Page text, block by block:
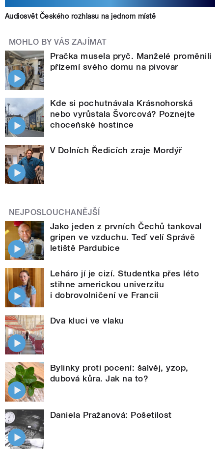
Audiosvět Českého rozhlasu na jednom místě
MOHLO BY VÁS ZAJÍMAT
Pračka musela pryč. Manželé proměnili
přízemí svého domu na pivovar
Kde si pochutnávala Krásnohorská
nebo vyrůstala Švorcová? Poznejte
choceňské hostince
V Dolních Ředicích zraje Mordýř
NEJPOSLOUCHANĚJŠÍ
Jako jeden z prvních Čechů tankoval
gripen ve vzduchu. Teď velí Správě
letiště Pardubice
Leháro jí je cizí. Studentka přes léto
stihne americkou univerzitu
i dobrovolničení ve Francii
Dva kluci ve vlaku
Bylinky proti pocení: šalvěj, yzop,
dubová kůra. Jak na to?
Daniela Pražanová: Pošetilost